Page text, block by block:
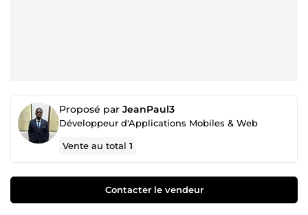
Proposé par JeanPaul3
Développeur d'Applications Mobiles & Web
Vente au total1
Contacter le vendeur